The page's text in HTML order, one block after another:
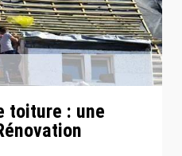
toiture : une